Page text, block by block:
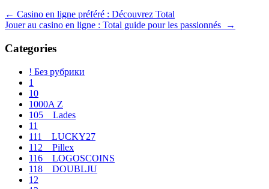
Navegación
de
entradas
← Casino en ligne préféré : Découvrez Total
Jouer au casino en ligne : Total guide pour les passionnés
→
Categories
! Без рубрики
1
10
1000A Z
105__Lades
11
111__LUCKY27
112__Pillex
116__LOGOSCOINS
118__DOUBLJU
12